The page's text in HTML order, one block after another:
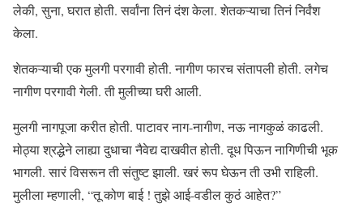
लेकी, सुना, घरात होती. सर्वांना तिनं दंश केला. शेतकऱ्याचा तिनं निर्वंश
केला.
शेतकऱ्याची एक मुलगी परगावी होती. नागीण फारच संतापली होती. लगेच
नागीण परगावी गेली. ती मुलीच्या घरी आली.
मुलगी नागपूजा करीत होती. पाटावर नाग-नागीण, नऊ नागकुळं काढली.
मोठ्या श्रद्धेने लाह्या दुधाचा नैवेद्य दाखवीत होती. दूध पिऊन नागिणीची भूक
भागली. सारं विसरून ती संतुष्ट झाली. खरं रूप घेऊन ती उभी राहिली.
मुलीला म्हणाली, “तू कोण बाई ! तुझे आई-वडील कुठं आहेत?”